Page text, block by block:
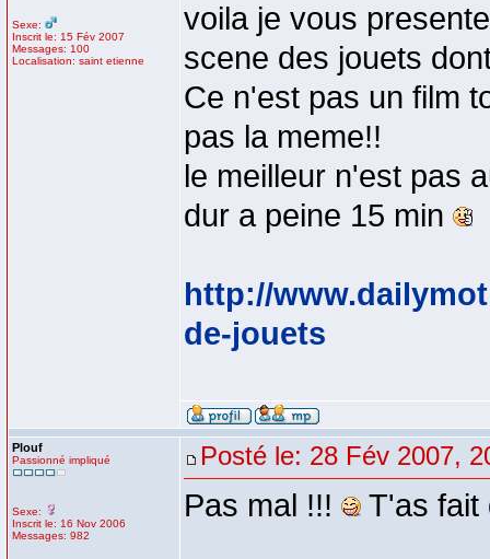
Sexe:
Inscrit le: 15 Fév 2007
Messages: 100
Localisation: saint etienne
voila je vous
scene des jouets
Ce n'est pas un film
pas la meme!!
le meilleur n'est pas
dur a peine 15 min
http://
de-jouets
Plouf
Passionné impliqué
Sexe:
Inscrit le: 16 Nov 2006
Messages: 982
Posté le: 28 Fév 2007,
Pas mal !!! T'as fait